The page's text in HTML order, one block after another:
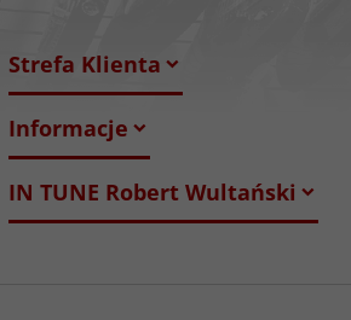
Strefa Klienta
Informacje
IN TUNE Robert Wultański